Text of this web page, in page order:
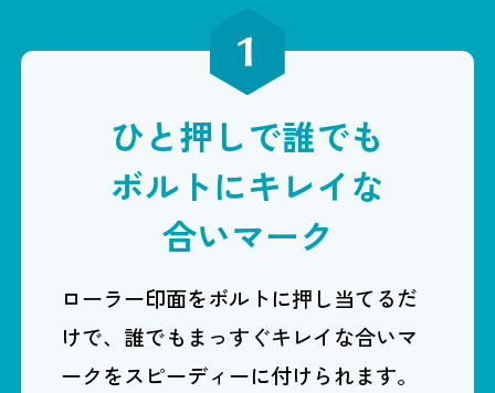
ひと押しで誰でも
ボルトにキレイな
合いマーク
ローラー印面をボルトに押し当てるだ
けで、誰でもまっすぐキレイな合いマ
ークをスピーディーに付けられます。